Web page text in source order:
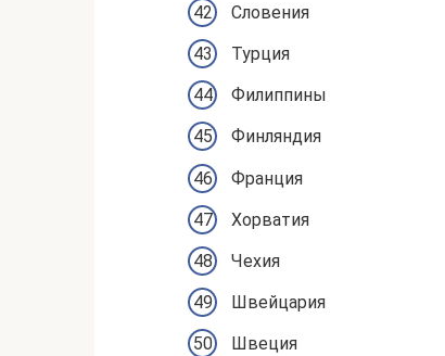
Словения
Турция
Филиппины
Финляндия
Франция
Хорватия
Чехия
Швейцария
Швеция